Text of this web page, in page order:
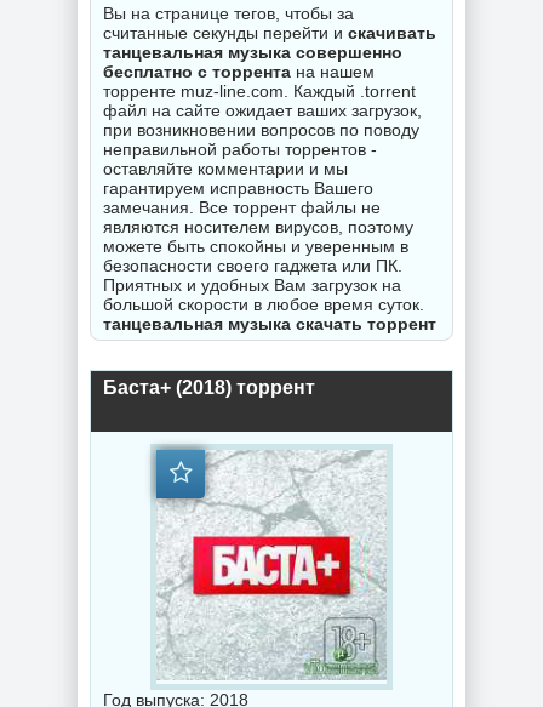
Вы на странице тегов, чтобы за
считанные секунды перейти и скачивать
танцевальная музыка совершенно
бесплатно с торрента на нашем
торренте muz-line.com. Каждый .torrent
файл на сайте ожидает ваших загрузок,
при возникновении вопросов по поводу
неправильной работы торрентов -
оставляйте комментарии и мы
гарантируем исправность Вашего
замечания. Все торрент файлы не
являются носителем вирусов, поэтому
можете быть спокойны и уверенным в
безопасности своего гаджета или ПК.
Приятных и удобных Вам загрузок на
большой скорости в любое время суток.
танцевальная музыка скачать торрент
Баста+ (2018) торрент
Год выпуска: 2018